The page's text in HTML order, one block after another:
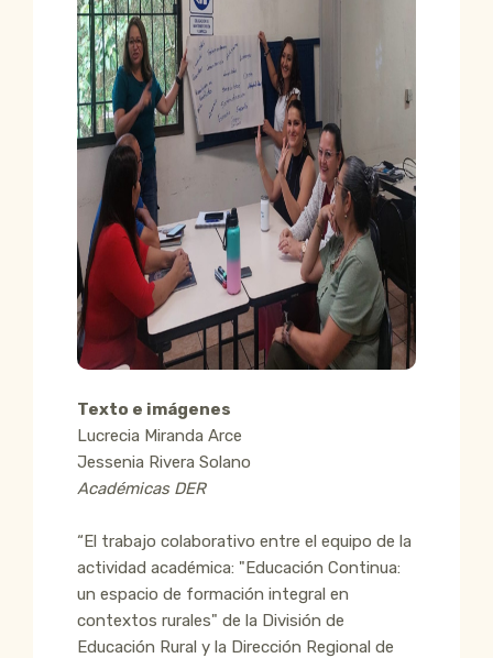
Texto e imágenes
Lucrecia Miranda Arce
Jessenia Rivera Solano
Académicas DER
“El trabajo colaborativo entre el equipo de la
actividad académica: "Educación Continua:
un espacio de formación integral en
contextos rurales" de la División de
Educación Rural y la Dirección Regional de